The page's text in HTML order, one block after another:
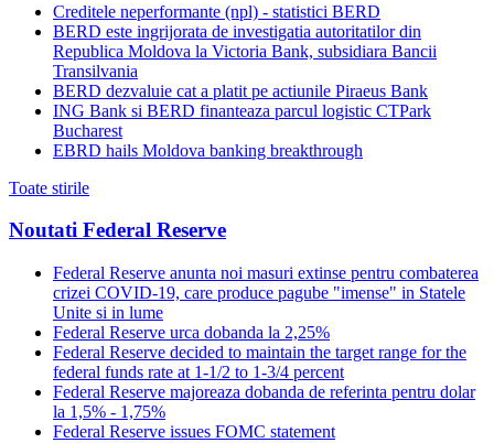
Creditele neperformante (npl) - statistici BERD
BERD este ingrijorata de investigatia autoritatilor din
Republica Moldova la Victoria Bank, subsidiara Bancii
Transilvania
BERD dezvaluie cat a platit pe actiunile Piraeus Bank
ING Bank si BERD finanteaza parcul logistic CTPark
Bucharest
EBRD hails Moldova banking breakthrough
Toate stirile
Noutati Federal Reserve
Federal Reserve anunta noi masuri extinse pentru combaterea
crizei COVID-19, care produce pagube "imense" in Statele
Unite si in lume
Federal Reserve urca dobanda la 2,25%
Federal Reserve decided to maintain the target range for the
federal funds rate at 1-1/2 to 1-3/4 percent
Federal Reserve majoreaza dobanda de referinta pentru dolar
la 1,5% - 1,75%
Federal Reserve issues FOMC statement